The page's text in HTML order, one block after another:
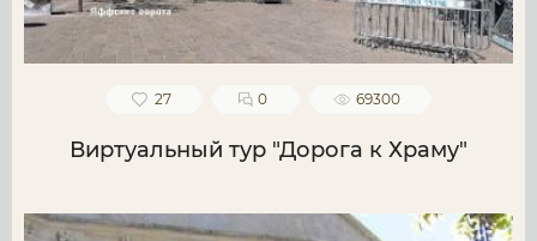
27 0 69300
Виртуальный тур "Дорога к Храму"